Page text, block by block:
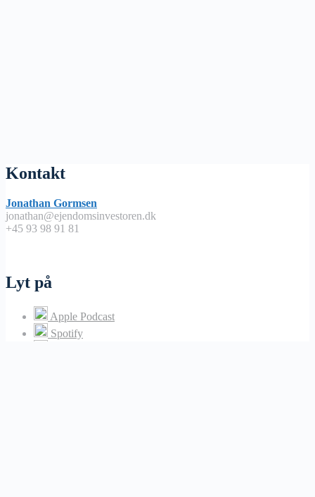
Kontakt
Jonathan Gormsen
jonathan@ejendomsinvestoren.dk
+45 93 98 91 81
Lyt på
Apple Podcast
Spotify